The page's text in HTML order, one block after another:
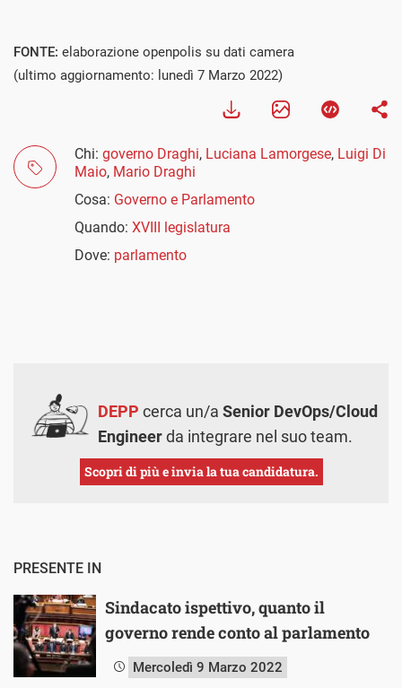
FONTE: elaborazione openpolis su dati camera
(ultimo aggiornamento: lunedì 7 Marzo 2022)
Chi: governo Draghi, Luciana Lamorgese, Luigi Di
Maio, Mario Draghi
Cosa: Governo e Parlamento
Quando: XVIII legislatura
Dove: parlamento
DEPP cerca un/a Senior DevOps/Cloud
Engineerda integrare nel suo team.
Scopri di più e invia la tua candidatura.
PRESENTE IN
Sindacato ispettivo, quanto il
governo rende conto al parlamento
Mercoledì 9 Marzo 2022